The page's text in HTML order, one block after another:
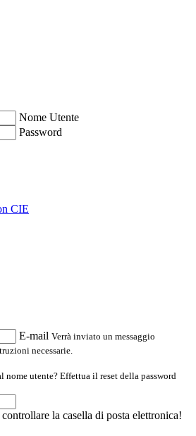
Nome Utente
Password
CIE
E-mail Verrà inviato un messaggio
necessarie.
nome utente? Effettua il reset della password
la casella di posta elettronica!